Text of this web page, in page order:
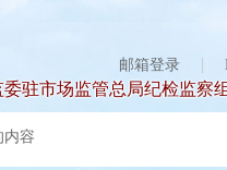
邮箱登录
驻市场监管总局纪检监察组